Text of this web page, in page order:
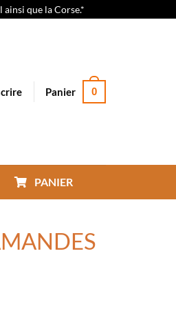
que la Corse.*
Panier 0
PANIER